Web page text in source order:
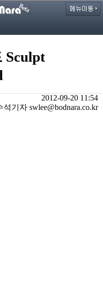
Sculpt
2012-09-20 11:54
기자 swlee@bodnara.co.kr